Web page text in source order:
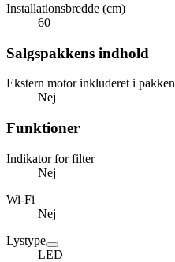
Installationsbredde (cm)
60
Salgspakkens indhold
Ekstern motor inkluderet i pakken
Nej
Funktioner
Indikator for filter
Nej
Wi-Fi
Nej
Lystype
LED